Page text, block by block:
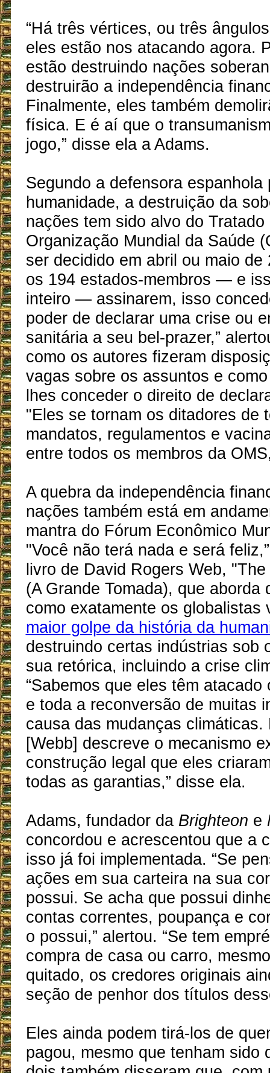
“Há três vértices, ou três
eles estão nos atacando agora.
estão destruindo nações
destruirão a independência
Finalmente, eles também
física. E é aí que o
jogo,” disse ela a Adams.
Segundo a defensora espanhola
humanidade, a destruição da
nações tem sido alvo do Tratado
Organização Mundial da Saúde
ser decidido em abril ou maio de
os 194 estados-membros — e
inteiro — assinarem, isso
poder de declarar uma crise ou
sanitária a seu bel-prazer,”
como os autores fizeram
vagas sobre os assuntos e
lhes conceder o direito de
"Eles se tornam os ditadores de
mandatos, regulamentos e
entre todos os membros da
A quebra da independência
nações também está em
mantra do Fórum Econômico
"Você não terá nada e será
livro de David Rogers Web,
(A Grande Tomada), que aborda
como exatamente os globalistas
maior golpe da história da
destruindo certas indústrias sob
sua retórica, incluindo a crise
“Sabemos que eles têm atacado
e toda a reconversão de muitas
causa das mudanças climáticas.
[Webb] descreve o mecanismo
construção legal que eles
todas as garantias,” disse ela.
Adams, fundador da Brighteon e
concordou e acrescentou que a
isso já foi implementada. “Se
ações em sua carteira na sua
possui. Se acha que possui
contas correntes, poupança e
o possui,” alertou. “Se tem
compra de casa ou carro,
quitado, os credores originais
seção de penhor dos títulos
Eles ainda podem tirá-los de
pagou, mesmo que tenham sido